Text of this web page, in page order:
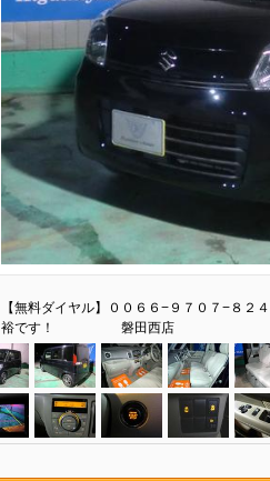
【無料ダイヤル】００６６−９７０７−８２
裕です！ 磐田西店